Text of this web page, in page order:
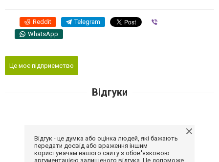
Reddit Telegram
WhatsApp
Це моє підприємство
Відгуки
Відгук - це думка або оцінка людей, які бажають
передати досвід або враження іншим
користувачам нашого сайту з обов'язковою
аргументацією залишеного відгука. Це допоможе